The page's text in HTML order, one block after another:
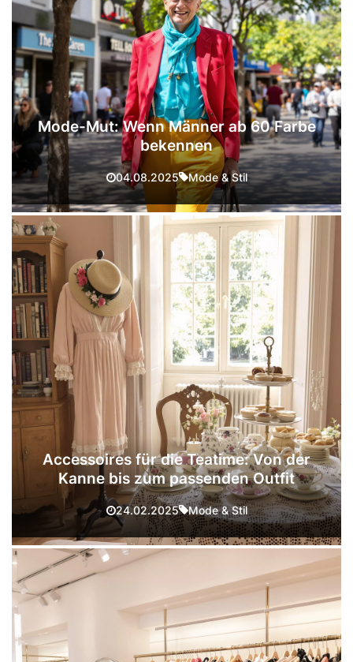
Mode-Mut: Wenn Männer ab 60 Farbe
bekennen
04.08.2025 Mode & Stil
Accessoires für die Teatime: Von der
Kanne bis zum passenden Outfit
24.02.2025 Mode & Stil